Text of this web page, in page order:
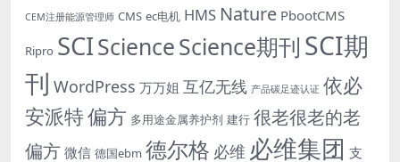
CEM注册能源管理师 CMS ec电机 HMS Nature PbootCMS
Ripro SCIScienceScience期刊 SCI期
刊 WordPress 万万姐 互亿无线 产品碳足迹认证 依必
安派特偏方 多用途金属养护剂 建行 很老很老的老
偏方 微信 德国ebm 德尔格 必维 必维集团 支